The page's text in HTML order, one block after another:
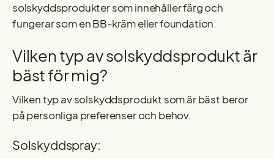
solskyddsprodukter som innehåller färg och
fungerar som en BB-kräm eller foundation.
Vilken typ av solskyddsprodukt är
bäst för mig?
Vilken typ av solskyddsprodukt som är bäst beror
på personliga preferenser och behov.
Solskyddspray: